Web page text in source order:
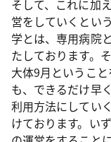
そして、これに加
営をしていくとい
学とは、専用病院
たしております。
大体9月というこ
も、できるだけ早
利用方法にしてい
けております。い